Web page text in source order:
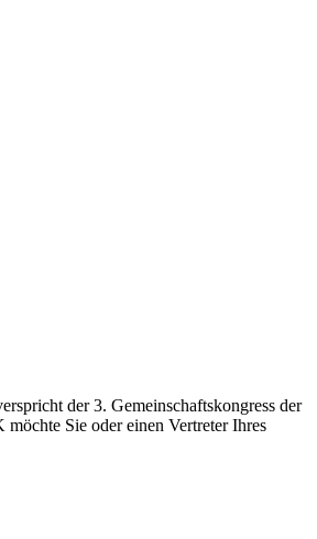
der 3. Gemeinschaftskongress der
Sie oder einen Vertreter Ihres